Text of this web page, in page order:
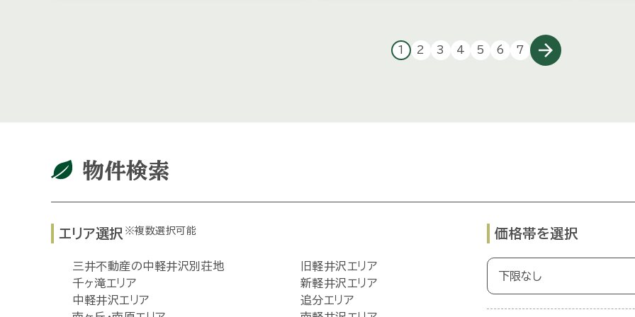
1 2 3 4 5 6 7 arrow_forward
物件検索
エリア選択 ※複数選択可能
三井不動産の中軽井沢別荘地
旧軽井沢エリア
千ヶ滝エリア
新軽井沢エリア
中軽井沢エリア
追分エリア
価格帯を選択